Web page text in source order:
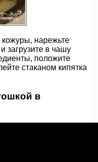
кожуры, нарежьте
загрузите в чашу
положите
стаканом кипятка
в